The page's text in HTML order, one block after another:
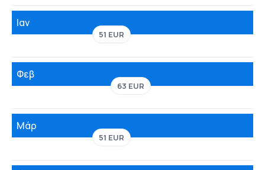
Ιαν
51 EUR
Φεβ
63 EUR
Μάρ
51 EUR